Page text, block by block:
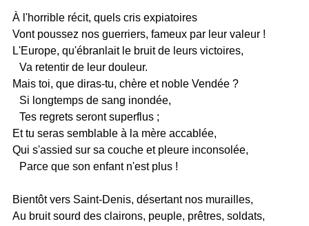
À l'horrible récit, quels cris expiatoires
Vont poussez nos guerriers, fameux par leur valeur !
L'Europe, qu'ébranlait le bruit de leurs victoires,
Va retentir de leur douleur.
Mais toi, que diras-tu, chère et noble Vendée ?
Si longtemps de sang inondée,
Tes regrets seront superflus ;
Et tu seras semblable à la mère accablée,
Qui s'assied sur sa couche et pleure inconsolée,
Parce que son enfant n'est plus !
Bientôt vers Saint-Denis, désertant nos murailles,
Au bruit sourd des clairons, peuple, prêtres, soldats,